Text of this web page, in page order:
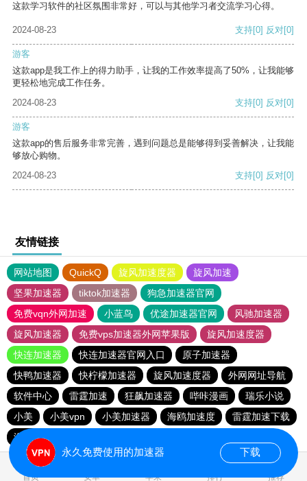
这款学习软件的社区氛围非常好，可以与其他学习者交流学习心得。
2024-08-23 支持[0] 反对[0]
游客
这款app是我工作上的得力助手，让我的工作效率提高了50%，让我能够
更轻松地完成工作任务。
2024-08-23
支持[0] 反对[0]
游客
这款app的售后服务非常完善，遇到问题总是能够得到妥善解决，让我能
够放心购物。
2024-08-23
支持[0] 反对[0]
友情链接
网站地图 QuickQ 旋风加速度器
旋风加速
坚果加速器
tiktok加速器
狗急加速器官网
免费vqn外网加速
小蓝鸟 优途加速器官网
风驰加速器
旋风加速器
免费vps加速器外网苹果版
旋风加速度器
快连加速器
快连加速器官网入口
原子加速器
快鸭加速器
快柠檬加速器 旋风加速度器
外网网址导航
软件中心
雷霆加速 狂飙加速器 哔咔漫画
瑞乐小说
小美
小美vpn 小美加速器 海鸥加速度
雷霆加速下载
海鸥加速器下载
首页 安卓 苹果 排行 推荐
永久免费使用的加速器 下载
0.017250s